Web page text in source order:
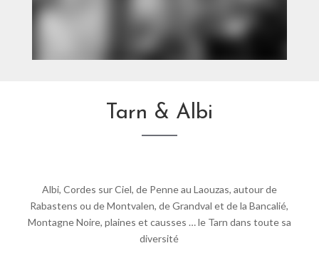
Tarn & Albi
Albi, Cordes sur Ciel, de Penne au Laouzas, autour de
Rabastens ou de Montvalen, de Grandval et de la Bancalié,
Montagne Noire, plaines et causses … le Tarn dans toute sa
diversité